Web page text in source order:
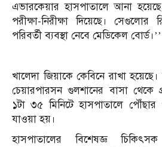
এভারকেয়ার হাসপাতালে আনা
পরীক্ষা-নিরীক্ষা দিয়েছে। সেগুলোর
পরিবর্তী ব্যবস্থা নেবে মেডিকেল বোর্ড।’’
খালেদা জিয়াকে কেবিনে রাখা
চেয়ারপারসন গুলশানের বাসা থেকে
১টা ৩৫ মিনিটে হাসপাতালে
যাওয়া হয়।
হাসপাতালের বিশেষজ্ঞ